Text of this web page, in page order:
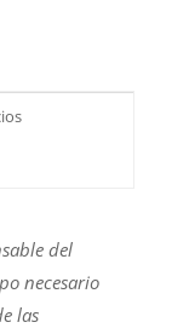
del
necesario
las